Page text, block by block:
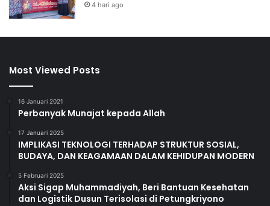
4 hari ago
Most Viewed Posts
16 Januari 2021
Perbanyak Munajat kepada Allah
17 Januari 2025
IMPLIKASI TEKNOLOGI TERHADAP STRUKTUR SOSIAL,
BUDAYA, DAN KEAGAMAAN DALAM KEHIDUPAN MODERN
5 Februari 2025
Aksi Sigap Muhammadiyah, Beri Bantuan Kesehatan
dan Logistik Dusun Terisolasi di Petungkriyono